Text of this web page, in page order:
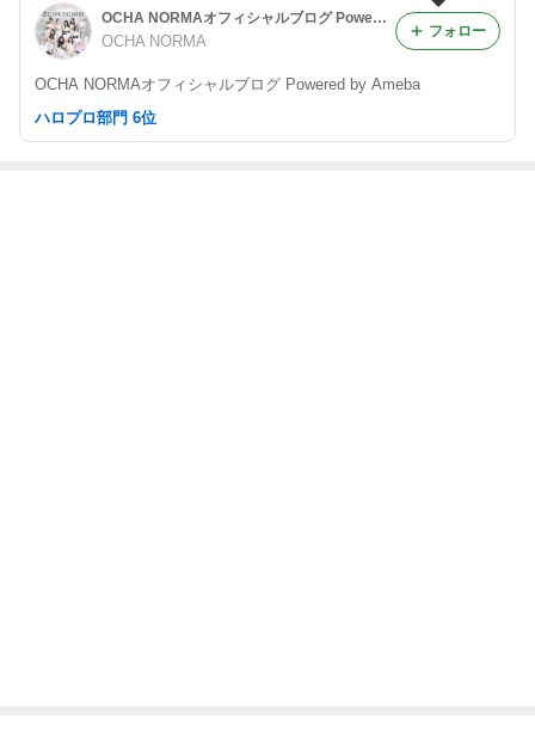
OCHA NORMAオフィシャルブログ Powered by Ameba
OCHA NORMA
OCHA NORMAオフィシャルブログ Powered by Ameba
フォロー
ハロプロ部門 6位